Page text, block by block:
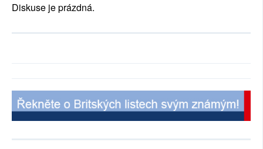
Diskuse je prázdná.